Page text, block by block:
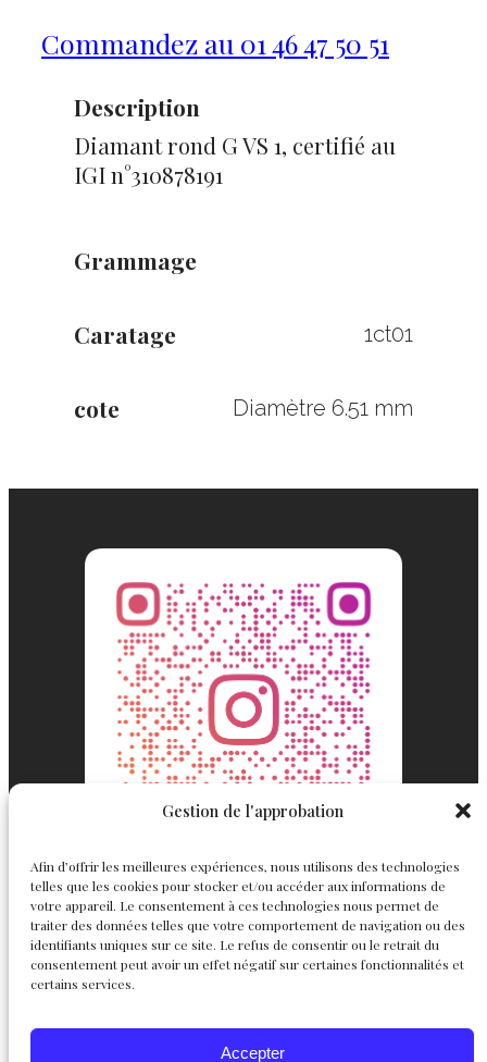
Gestion de l'approbation
Afin d’offrir les meilleures expériences, nous utilisons des technologies
telles que les cookies pour stocker et/ou accéder aux informations de
votre appareil. Le consentement à ces technologies nous permet de
traiter des données telles que votre comportement de navigation ou des
identifiants uniques sur ce site. Le refus de consentir ou le retrait du
consentement peut avoir un effet négatif sur certaines fonctionnalités et
certains services.
Accepter
Commandez au 01 46 47 50 51
Description
Diamant rond G VS 1, certifié au
IGI n°310878191
Grammage
Caratage 1ct01
cote Diamètre 6.51 mm
Englemond